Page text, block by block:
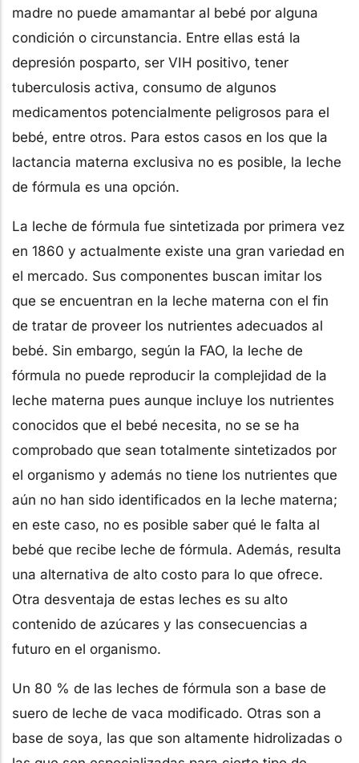
madre no puede amamantar al bebé por alguna
condición o circunstancia. Entre ellas está la
depresión posparto, ser VIH positivo, tener
tuberculosis activa, consumo de algunos
medicamentos potencialmente peligrosos para el
bebé, entre otros. Para estos casos en los que la
lactancia materna exclusiva no es posible, la leche
de fórmula es una opción.
La leche de fórmula fue sintetizada por primera vez
en 1860 y actualmente existe una gran variedad en
el mercado. Sus componentes buscan imitar los
que se encuentran en la leche materna con el fin
de tratar de proveer los nutrientes adecuados al
bebé. Sin embargo, según la FAO, la leche de
fórmula no puede reproducir la complejidad de la
leche materna pues aunque incluye los nutrientes
conocidos que el bebé necesita, no se se ha
comprobado que sean totalmente sintetizados por
el organismo y además no tiene los nutrientes que
aún no han sido identificados en la leche materna;
en este caso, no es posible saber qué le falta al
bebé que recibe leche de fórmula. Además, resulta
una alternativa de alto costo para lo que ofrece.
Otra desventaja de estas leches es su alto
contenido de azúcares y las consecuencias a
futuro en el organismo.
Un 80 % de las leches de fórmula son a base de
suero de leche de vaca modificado. Otras son a
base de soya, las que son altamente hidrolizadas o